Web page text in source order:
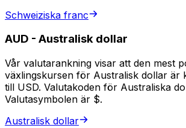
Schweiziska franc
AUD - Australisk dollar
Vår valutarankning visar att den mest
växlingskursen för Australisk dollar är
till USD. Valutakoden för Australiska
Valutasymbolen är $.
Australisk dollar